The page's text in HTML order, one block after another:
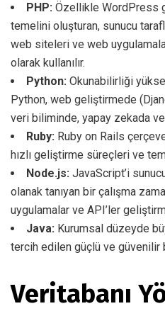
PHP: Özellikle WordPress
temelini oluşturan, sunucu
web siteleri ve web
olarak kullanılır.
Python: Okunabilirliği
Python, web geliştirmede
veri biliminde, yapay zekada ve
Ruby: Ruby on Rails
hızlı geliştirme süreçleri ve
Node.js: JavaScript’i
olanak tanıyan bir çalışma
uygulamalar ve API’ler
Java: Kurumsal düzeyde
tercih edilen güçlü ve güvenilir
Veritabanı